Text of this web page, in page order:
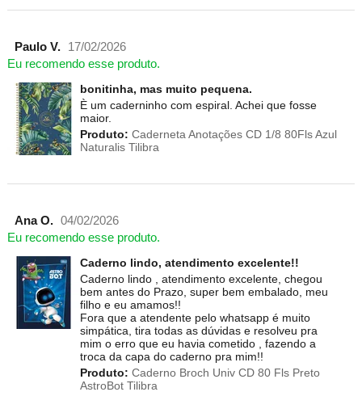
Paulo V.
17/02/2026
Eu recomendo esse produto.
bonitinha, mas muito pequena.
È um caderninho com espiral. Achei que fosse
maior.
Produto: Caderneta Anotações CD 1/8 80Fls Azul
Naturalis Tilibra
Ana O. 04/02/2026
Eu recomendo esse produto.
Caderno lindo, atendimento excelente!!
Caderno lindo , atendimento excelente, chegou
bem antes do Prazo, super bem embalado, meu
filho e eu amamos!!
Fora que a atendente pelo whatsapp é muito
simpática, tira todas as dúvidas e resolveu pra
mim o erro que eu havia cometido , fazendo a
troca da capa do caderno pra mim!!
Produto: Caderno Broch Univ CD 80 Fls Preto
AstroBot Tilibra